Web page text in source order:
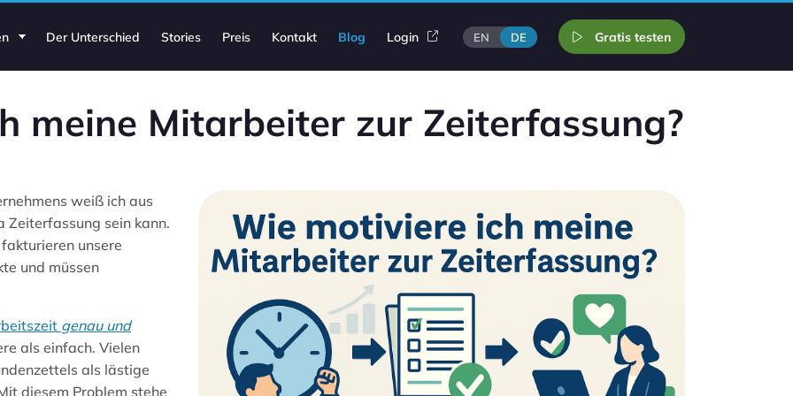
Der Unterschied Stories Preis Kontakt Blog Login EN DE Gratis testen
meine Mitarbeiter zur Zeiterfassung?
weiß ich aus
Zeiterfassung sein kann.
unsere
und müssen
genau und
als einfach. Vielen
als lästige
diesem Problem stehe